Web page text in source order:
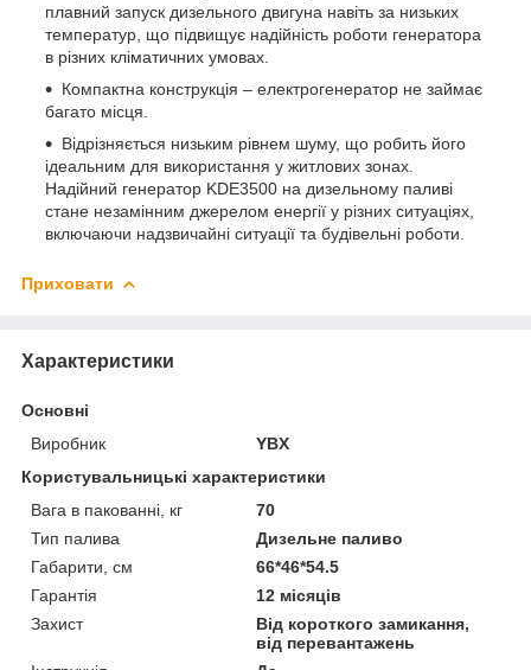
плавний запуск дизельного двигуна навіть за низьких
температур, що підвищує надійність роботи генератора
в різних кліматичних умовах.
Компактна конструкція – електрогенератор не займає
багато місця.
Відрізняється низьким рівнем шуму, що робить його
ідеальним для використання у житлових зонах.
Надійний генератор KDE3500 на дизельному паливі
стане незамінним джерелом енергії у різних ситуаціях,
включаючи надзвичайні ситуації та будівельні роботи.
Приховати
Характеристики
Основні
Виробник
YBX
Користувальницькі характеристики
Вага в пакованні, кг
70
Тип палива
Дизельне паливо
Габарити, см
66*46*54.5
Гарантія
12 місяців
Захист
Від короткого замикання,
від перевантажень